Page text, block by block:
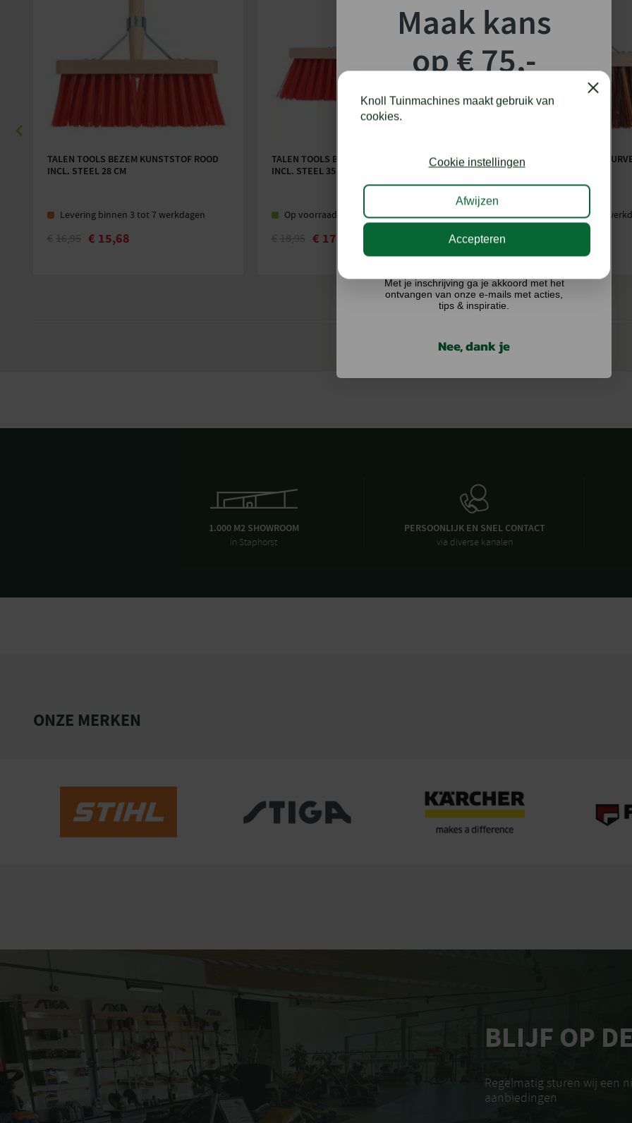
TALEN TOOLS BEZEM KUNSTSTOF ROOD
INCL. STEEL 28 CM
Levering binnen 3 tot 7 werkdagen
€ 16,95 € 15,68
TALEN TOOLS BEZEM KUNSTSTOF ROOD
INCL. STEEL 35 CM
Op voorraad
€ 18,95 € 17,53
TALEN TOOLS BEZEM
STEEL 28 CM
Levering binnen 3 tot 7
€ 16,95
1.000 M2 SHOWROOM
in Staphorst
PERSOONLIJK EN SNEL CONTACT
via diverse kanalen
ONZE MERKEN
BLIJF OP
Regelmatig sturen wij een
aanbiedingen
Knoll Tuinmachines maakt gebruik van
cookies.
Close
Cookie instellingen
Afwijzen
Accepteren
Maak kans
op € 75,-
shoptegoed!
Ik doe graag mee!
Met je inschrijving ga je akkoord met het
ontvangen van onze e-mails met acties,
tips & inspiratie.
Nee, dank je